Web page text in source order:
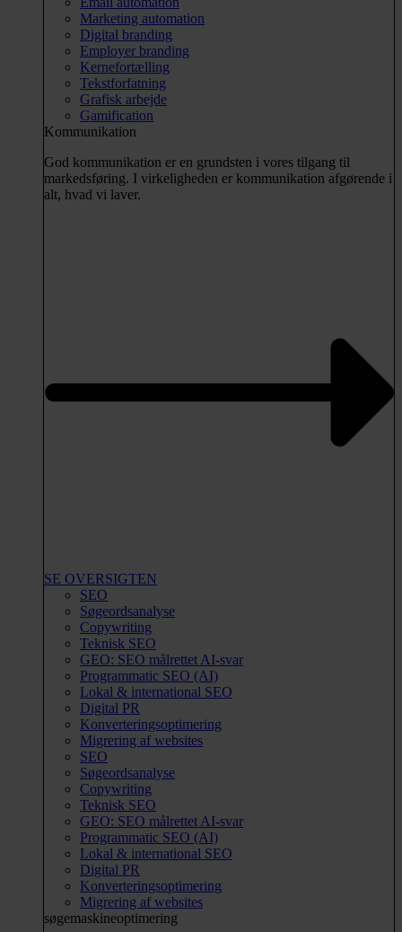
Marketing automation
Digital branding
Employer branding
Kernefortælling
Tekstforfatning
Grafisk arbejde
Gamification
Kommunikation
God kommunikation er en grundsten i vores tilgang til
markedsføring. I virkeligheden er kommunikation afgørende i
alt, hvad vi laver.
SE OVERSIGTEN
SEO
Søgeordsanalyse
Copywriting
Teknisk SEO
GEO: SEO målrettet AI-svar
Programmatic SEO (AI)
Lokal & international SEO
Digital PR
Konverteringsoptimering
Migrering af websites
SEO
Søgeordsanalyse
Copywriting
Teknisk SEO
GEO: SEO målrettet AI-svar
Programmatic SEO (AI)
Lokal & international SEO
Digital PR
Konverteringsoptimering
Migrering af websites
søgemaskineoptimering